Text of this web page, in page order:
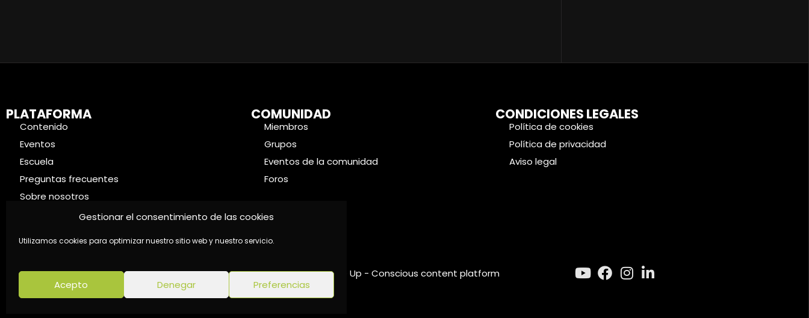
Gestionar el consentimiento de las cookies
Utilizamos cookies para optimizar nuestro sitio web y nuestro servicio.
Acepto Denegar Preferencias
PLATAFORMA
Contenido
Eventos
Escuela
Preguntas frecuentes
Sobre nosotros
COMUNIDAD
Miembros
Grupos
Eventos de la comunidad
Foros
CONDICIONES LEGALES
Política de cookies
Política de privacidad
Aviso legal
©2024 Wake Up - Conscious content platform